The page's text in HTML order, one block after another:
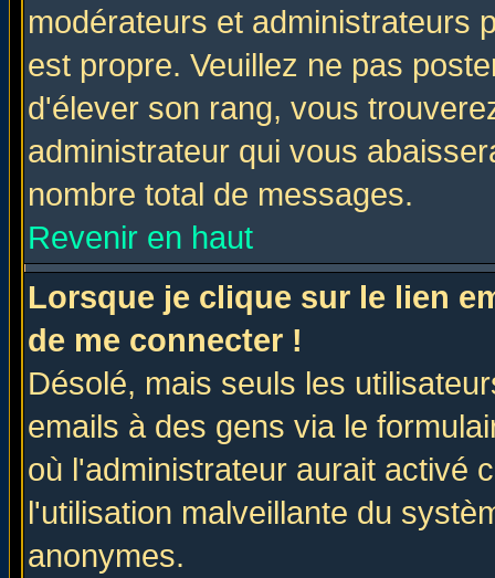
modérateurs et administrateurs
est propre. Veuillez ne pas
d'élever son rang, vous
administrateur qui vous
nombre total de messages.
Revenir en haut
Lorsque je clique sur le lien
de me connecter !
Désolé, mais seuls les
emails à des gens via le
où l'administrateur aurait activé
l'utilisation malveillante du
anonymes.